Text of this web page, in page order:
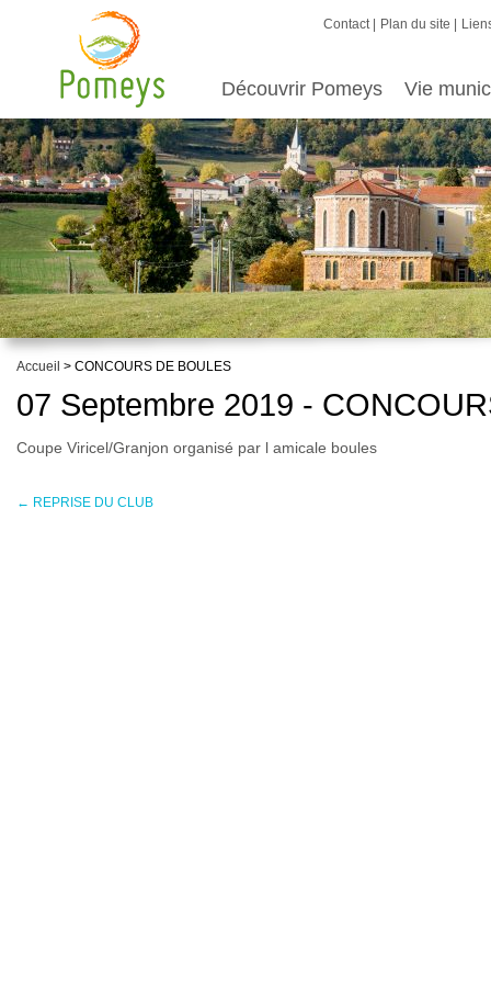
Contact Plan du site
Découvrir Pomeys Vie
Accueil > CONCOURS DE BOULES
07 Septembre 2019 -
Coupe Viricel/Granjon organisé par l amicale boules
← REPRISE DU CLUB